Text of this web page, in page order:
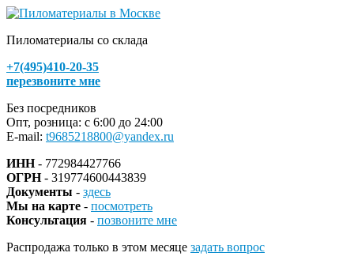
Пиломатериалы со склада
+7(495)410-20-35
перезвоните мне
Без посредников
Опт, розница: с 6:00 до 24:00
E-mail: t9685218800@yandex.ru
ИНН- 772984427766
ОГРН- 319774600443839
Документы - здесь
Мы на карте - посмотреть
Консультация - позвоните мне
Распродажа только в этом месяце задать вопрос